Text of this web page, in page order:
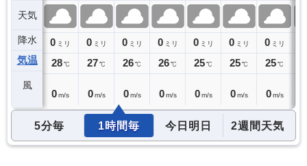
天気
降水
気温
風
0ミリ
28℃
0 ミリ
28 ℃
0m/s
0 ミリ
27℃
0 m/s
0 ミリ
26℃
0 m/s
0 ミリ
26℃
0 m/s
0 ミリ
25℃
0 m/s
0 ミリ
25℃
0 m/s
0 ミリ
25℃
0 m/s
5分毎 1時間毎 今日明日 2週間天気